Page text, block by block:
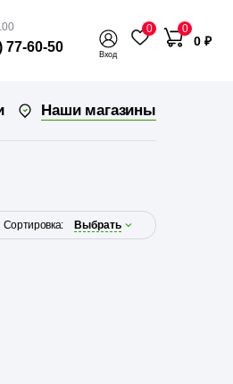
77-60-50 Вход
0 0
0 ₽
Наши магазины
Сортировка: Выбрать